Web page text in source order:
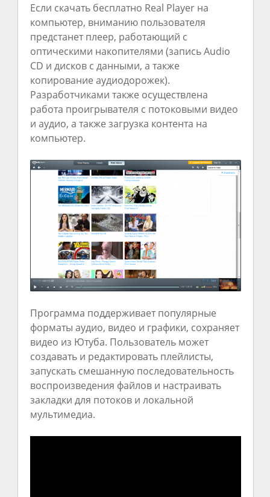
Если скачать бесплатно Real Player на
компьютер, вниманию пользователя
предстанет плеер, работающий с
оптическими накопителями (запись Audio
CD и дисков с данными, а также
копирование аудиодорожек).
Разработчиками также осуществлена
работа проигрывателя с потоковыми видео
и аудио, а также загрузка контента на
компьютер.
Программа поддерживает популярные
форматы аудио, видео и графики, сохраняет
видео из Ютуба. Пользователь может
создавать и редактировать плейлисты,
запускать смешанную последовательность
воспроизведения файлов и настраивать
закладки для потоков и локальной
мультимедиа.